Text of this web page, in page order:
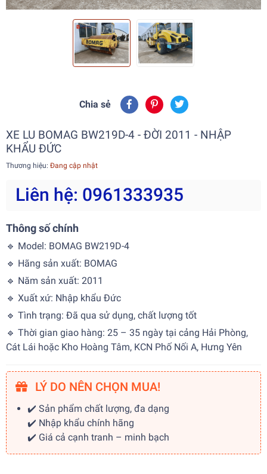
Chia sẻ
XE LU BOMAG BW219D-4 - ĐỜI 2011 - NHẬP
KHẨU ĐỨC
Thương hiệu: Đang cập nhật
Liên hệ: 0961333935
Thông số chính
🔹 Model: BOMAG BW219D-4
🔹 Hãng sản xuất: BOMAG
🔹 Năm sản xuất: 2011
🔹 Xuất xứ: Nhập khẩu Đức
🔹 Tình trạng: Đã qua sử dụng, chất lượng tốt
🔹 Thời gian giao hàng: 25 – 35 ngày tại cảng Hải Phòng,
Cát Lái hoặc Kho Hoàng Tâm, KCN Phố Nối A, Hưng Yên
LÝ DO NÊN CHỌN MUA!
✔️ Sản phẩm chất lượng, đa dạng
✔️ Nhập khẩu chính hãng
✔️ Giá cả cạnh tranh – minh bạch